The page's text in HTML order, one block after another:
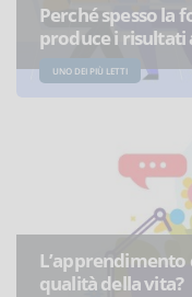
Perché spesso la
produce i risultati
UNO DEI PIÙ LETTI
qualità della vita?